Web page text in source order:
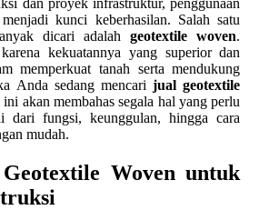
kunci keberhasilan. Salah satu
dicari adalahgeotextile woven.
kekuatannya yang superior dan
memperkuat tanah serta mendukung
Anda sedang mencarijual geotextile
akan membahas segala hal yang perlu
dari fungsi, keunggulan, hingga cara
mudah.
Woven untuk